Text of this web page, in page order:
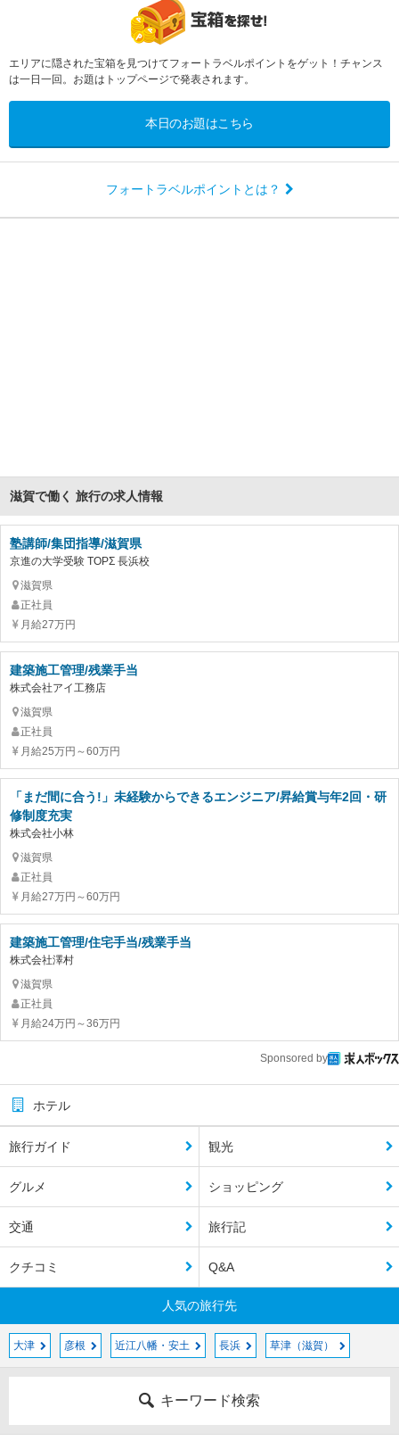
エリアに隠された宝箱を見つけてフォートラベルポイントをゲット！チャンス
は一日一回。お題はトップページで発表されます。
本日のお題はこちら
フォートラベルポイントとは？
滋賀で働く 旅行の求人情報
塾講師/集団指導/滋賀県
京進の大学受験 TOPΣ 長浜校
滋賀県
正社員
月給27万円
建築施工管理/残業手当
株式会社アイ工務店
滋賀県
正社員
月給25万円～60万円
「まだ間に合う!」未経験からできるエンジニア/昇給賞与年2回・研
修制度充実
株式会社小林
滋賀県
正社員
月給27万円～60万円
建築施工管理/住宅手当/残業手当
株式会社澤村
滋賀県
正社員
月給24万円～36万円
Sponsored by
ホテル
旅行ガイド 観光
グルメ ショッピング
交通 旅行記
クチコミ Q&A
人気の旅行先
大津 彦根 近江八幡・安土 長浜 草津（滋賀）
キーワード検索